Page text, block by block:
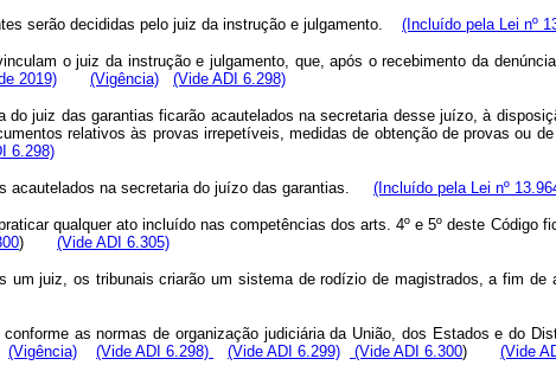
serão decididas pelo juiz da instrução e julgamento. (Incluído pela Lei nº
o juiz da instrução e julgamento, que, após o recebimento da
2019) (Vigência) (Vide ADI 6.298)
do juiz das garantias ficarão acautelados na secretaria desse juízo, à
relativos às provas irrepetíveis, medidas de obtenção de provas ou
6.298)
acautelados na secretaria do juízo das garantias. (Incluído pela Lei nº
qualquer ato incluído nas competências dos arts. 4º e 5º deste
) (Vide ADI 6.305)
um juiz, os tribunais criarão um sistema de rodízio de magistrados, a fim
as normas de organização judiciária da União, dos Estados e do
(Vigência) (Vide ADI 6.298) (Vide ADI 6.299) (Vide ADI 6.300) (Vide